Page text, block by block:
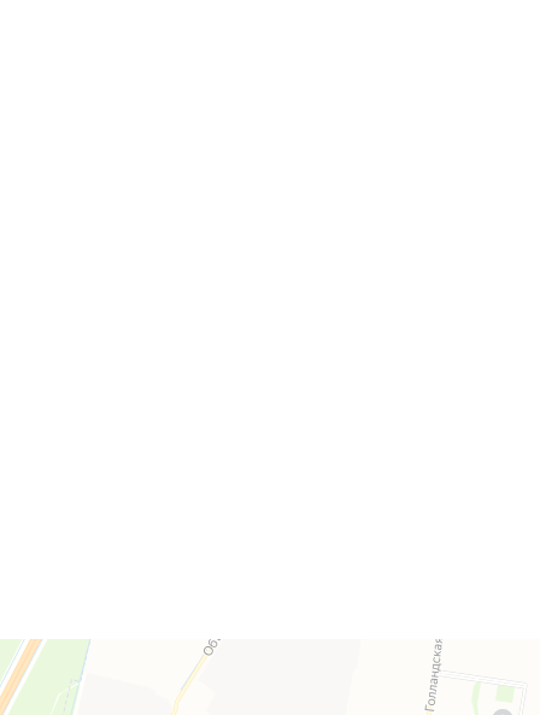
Яндекс.Карты
Яндекс.Карты — поиск мест и адресов, городской транспорт